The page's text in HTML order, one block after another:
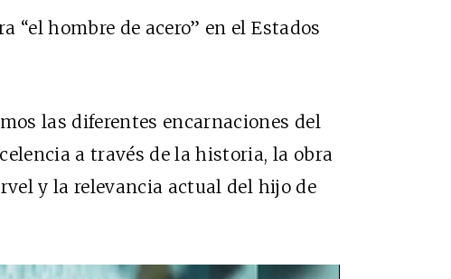
“el hombre de acero” en el Estados
las diferentes encarnaciones del
a través de la historia, la obra
y la relevancia actual del hijo de